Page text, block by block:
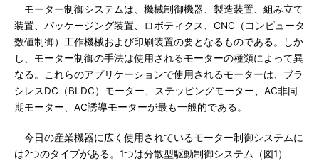
モーター制御システムは、機械制御機器、製造装置、組み立て
装置、パッケージング装置、ロボティクス、CNC（コンピュータ
数値制御）工作機械および印刷装置の要となるものである。しか
し、モーター制御の手法は使用されるモーターの種類によって異
なる。これらのアプリケーションで使用されるモーターは、ブラ
シレスDC（BLDC）モーター、ステッピングモーター、AC非同
期モーター、AC誘導モーターが最も一般的である。
今日の産業機器に広く使用されているモーター制御システムに
は2つのタイプがある。1つは分散型駆動制御システム（図1）